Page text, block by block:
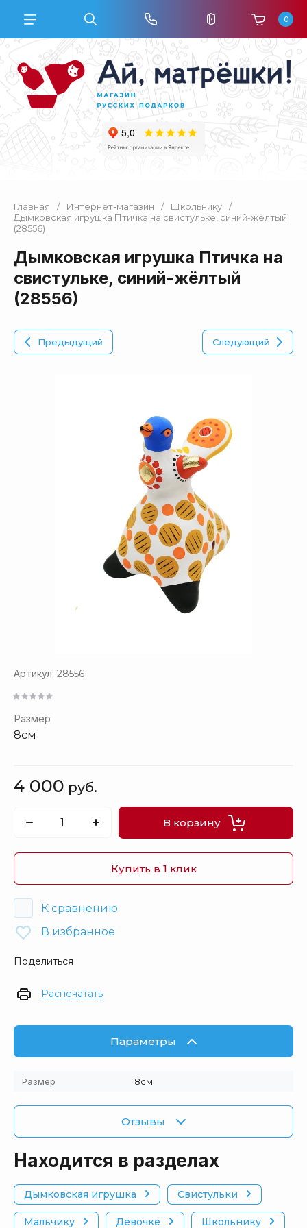
0
Главная / Интернет-магазин / Школьнику
/
Дымковская игрушка Птичка на свистульке, синий-жёлтый
(28556)
Дымковская игрушка Птичка на
свистульке, синий-жёлтый
(28556)
Предыдущий Следующий
Артикул: 28556
Размер
8см
4 000 руб.
В корзину
Купить в 1 клик
К сравнению
В избранное
Поделиться
Распечатать
Параметры
Размер 8см
Отзывы
Находится в разделах
Дымковская игрушка Свистульки
Мальчику Девочке Школьнику